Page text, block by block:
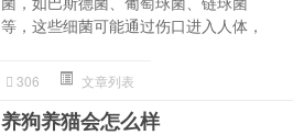
等，这些细菌可能通过伤口进入人体，
306 文章列表
养狗养猫会怎么样